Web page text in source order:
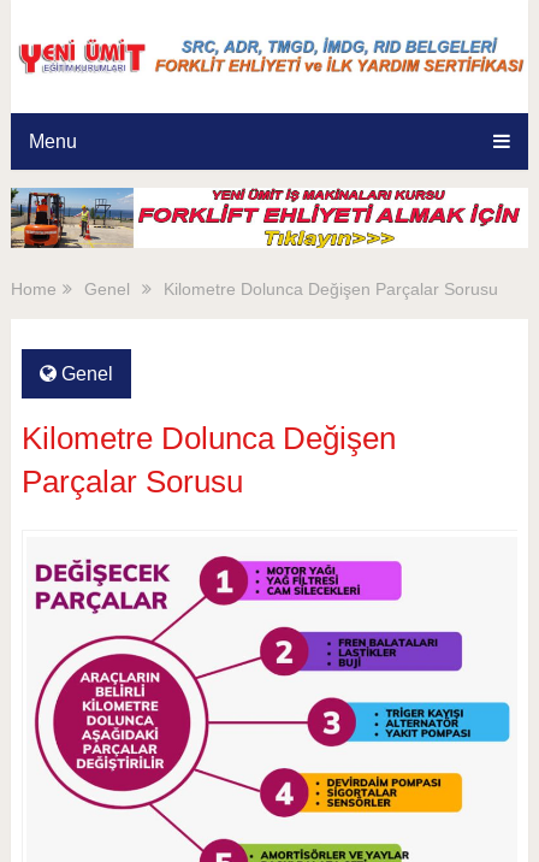
Menu
Home Genel Kilometre Dolunca Değişen Parçalar Sorusu
Genel
Kilometre Dolunca Değişen
Parçalar Sorusu